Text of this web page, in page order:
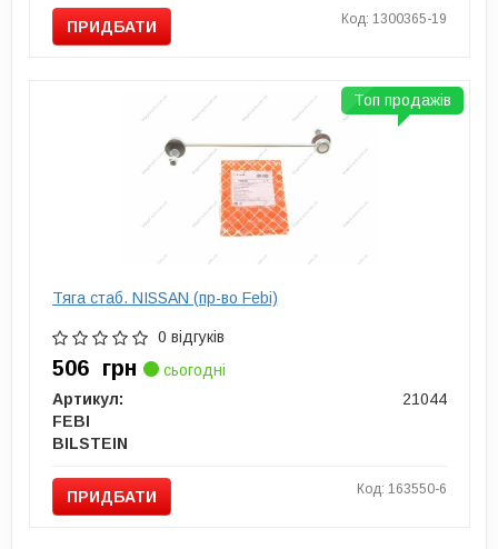
ПРИДБАТИ Код: 1300365-19
Тяга стаб. NISSAN (пр-во Febi)
0 відгуків
506 грн
сьогодні
Артикул:
21044
FEBI
BILSTEIN
ПРИДБАТИ Код: 163550-6
Топ продажів